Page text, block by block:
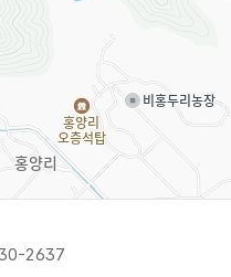
2637